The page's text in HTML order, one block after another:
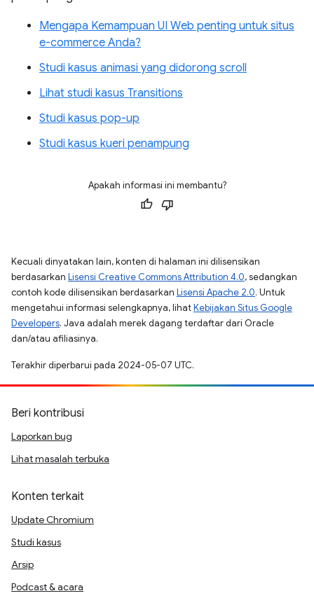
Mengapa Kemampuan UI Web penting untuk situs
e-commerce Anda?
Studi kasus animasi yang didorong scroll
Lihat studi kasus Transitions
Studi kasus pop-up
Studi kasus kueri penampung
Apakah informasi ini membantu?
Kecuali dinyatakan lain, konten di halaman ini dilisensikan
berdasarkan Lisensi Creative Commons Attribution 4.0, sedangkan
contoh kode dilisensikan berdasarkan Lisensi Apache 2.0. Untuk
mengetahui informasi selengkapnya, lihatKebijakan Situs Google
Developers. Java adalah merek dagang terdaftar dari Oracle
dan/atau afiliasinya.
Terakhir diperbarui pada 2024-05-07 UTC.
Beri kontribusi
Laporkan bug
Lihat masalah terbuka
Konten terkait
Update Chromium
Studi kasus
Arsip
Podcast & acara